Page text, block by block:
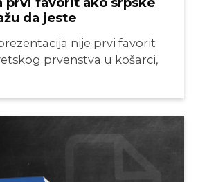
da jeste
nije prvi favorit
prvenstva u košarci,